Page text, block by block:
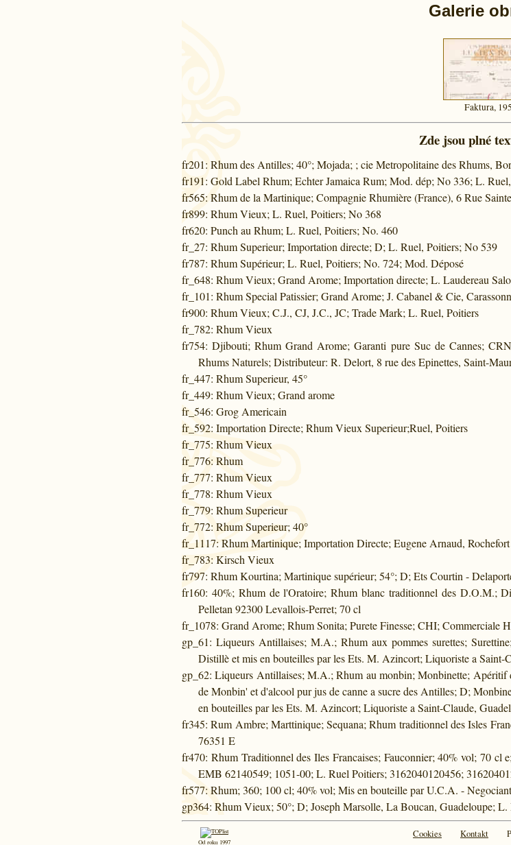
Galerie
Faktura,
Zde jsou plné
fr201: Rhum des Antilles; 40°; Mojada; ; cie Metropolitaine des Rhums,
fr191: Gold Label Rhum; Echter Jamaica Rum; Mod. dép; No 336; L.
fr565: Rhum de la Martinique; Compagnie Rhumière (France), 6 Rue
fr899: Rhum Vieux; L. Ruel, Poitiers; No 368
fr620: Punch au Rhum; L. Ruel, Poitiers; No. 460
fr_27: Rhum Superieur; Importation directe; D; L. Ruel, Poitiers; No 539
fr787: Rhum Supérieur; L. Ruel, Poitiers; No. 724; Mod. Déposé
fr_648: Rhum Vieux; Grand Arome; Importation directe; L. Laudereau
fr_101: Rhum Special Patissier; Grand Arome; J. Cabanel & Cie,
fr900: Rhum Vieux; C.J., CJ, J.C., JC; Trade Mark; L. Ruel, Poitiers
fr_782: Rhum Vieux
fr754: Djibouti; Rhum Grand Arome; Garanti pure Suc de Cannes;
Rhums Naturels; Distributeur: R. Delort, 8 rue des Epinettes, Saint-
fr_447: Rhum Superieur, 45°
fr_449: Rhum Vieux; Grand arome
fr_546: Grog Americain
fr_592: Importation Directe; Rhum Vieux Superieur;Ruel, Poitiers
fr_775: Rhum Vieux
fr_776: Rhum
fr_777: Rhum Vieux
fr_778: Rhum Vieux
fr_779: Rhum Superieur
fr_772: Rhum Superieur; 40°
fr_1117: Rhum Martinique; Importation Directe; Eugene Arnaud,
fr_783: Kirsch Vieux
fr797: Rhum Kourtina; Martinique supérieur; 54°; D; Ets Courtin -
fr160: 40%; Rhum de l'Oratoire; Rhum blanc traditionnel des D.O.M.;
Pelletan 92300 Levallois-Perret; 70 cl
fr_1078: Grand Arome; Rhum Sonita; Purete Finesse; CHI; Commerciale
gp_61: Liqueurs Antillaises; M.A.; Rhum aux pommes surettes;
Distillè et mis en bouteilles par les Ets. M. Azincort; Liquoriste a Saint-
gp_62: Liqueurs Antillaises; M.A.; Rhum au monbin; Monbinette; Apéritif
de Monbin' et d'alcool pur jus de canne a sucre des Antilles; D;
en bouteilles par les Ets. M. Azincort; Liquoriste a Saint-Claude,
fr345: Rum Ambre; Marttinique; Sequana; Rhum traditionnel des Isles
76351 E
fr470: Rhum Traditionnel des Iles Francaises; Fauconnier; 40% vol; 70
EMB 62140549; 1051-00; L. Ruel Poitiers; 3162040120456;
fr577: Rhum; 360; 100 cl; 40% vol; Mis en bouteille par U.C.A. -
gp364: Rhum Vieux; 50°; D; Joseph Marsolle, La Boucan, Guadeloupe; L.
Od roku 1997
Cookies Kontakt